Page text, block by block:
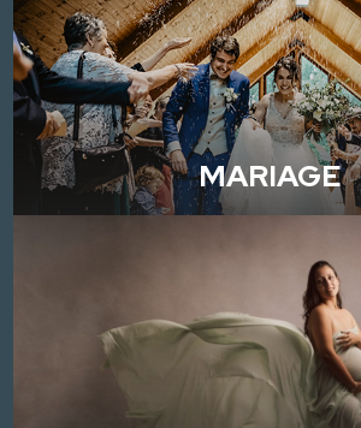
MARIAGE